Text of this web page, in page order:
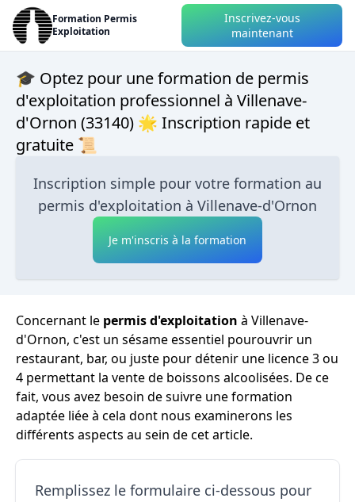
Formation Permis
Exploitation
Inscrivez-vous
maintenant
🎓 Optez pour une formation de permis
d'exploitation professionnel à Villenave-
d'Ornon (33140) 🌟 Inscription rapide et
gratuite 📜
Inscription simple pour votre formation au
permis d'exploitation à Villenave-d'Ornon
Je m'inscris à la formation
Concernant le permis d'exploitation à Villenave-
d'Ornon, c'est un sésame essentiel pourouvrir un
restaurant, bar, ou juste pour détenir une licence 3 ou
4 permettant la vente de boissons alcoolisées. De ce
fait, vous avez besoin de suivre une formation
adaptée liée à cela dont nous examinerons les
différents aspects au sein de cet article.
Remplissez le formulaire ci-dessous pour